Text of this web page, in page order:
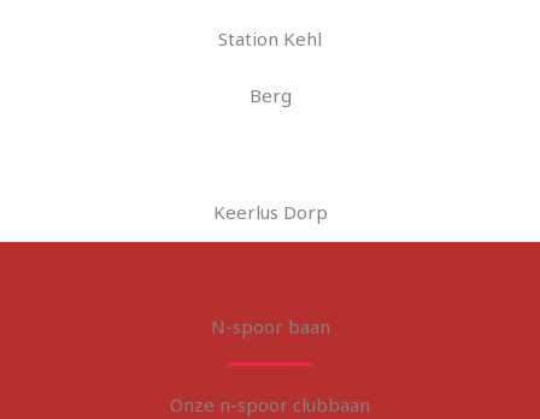
Station Kehl
Berg
Keerlus Dorp
N-spoor baan
Onze n-spoor clubbaan